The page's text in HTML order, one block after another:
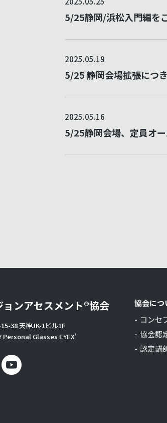
5/25静岡/浜松入門編を
2025.05.19
5/25 静岡会場拡張につ
2025.05.16
5/25静岡会場、定員オー
ョンアセスメント®協会
38 天神JK-1ビル1F
Personal Glasses EYEX'
協会につ
コンセ
協会認
認定講